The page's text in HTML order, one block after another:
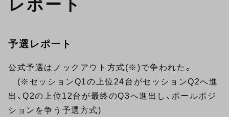
レポート
予選レポート
公式予選はノックアウト方式(※)で争われた。
(※セッションQ1の上位24台がセッションQ2へ進
出、Q2の上位12台が最終のQ3へ進出し、ポールポジ
ションを争う予選方式)